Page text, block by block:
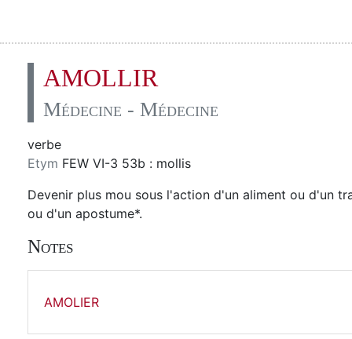
AMOLLIR
Médecine - Médecine
verbe
Etym FEW VI-3 53b : mollis
Devenir plus mou sous l'action d'un aliment ou d'un
ou d'un apostume*.
Notes
AMOLIER